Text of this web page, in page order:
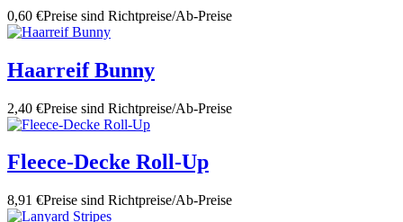
0,60 €Preise sind Richtpreise/Ab-Preise
Haarreif Bunny
2,40 €Preise sind Richtpreise/Ab-Preise
Fleece-Decke Roll-Up
8,91 €Preise sind Richtpreise/Ab-Preise